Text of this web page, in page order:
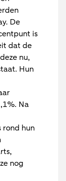
De
is
dat de
nu,
Hun
Na
rond hun
nog